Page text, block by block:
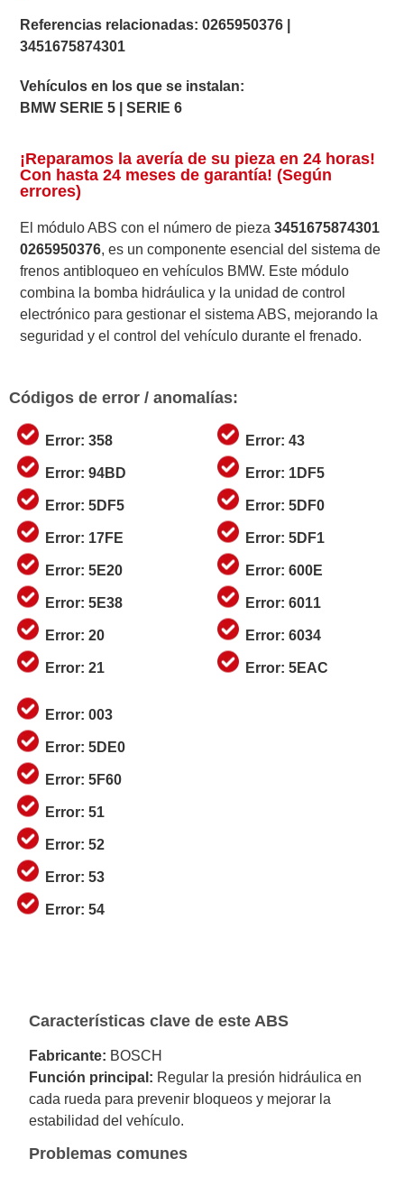
Referencias relacionadas:0265950376
3451675874301
Vehículos en los que se instalan:
BMW SERIE 5 | SERIE 6
¡Reparamos la avería de su pieza en 24 horas!
Con hasta 24 meses de garantía! (Según
errores)
El módulo ABS con el número de pieza3451675874301
0265950376, es un componente esencial del sistema de
frenos antibloqueo en vehículos BMW. Este módulo
combina la bomba hidráulica y la unidad de control
electrónico para gestionar el sistema ABS, mejorando la
seguridad y el control del vehículo durante el frenado.
Códigos de error / anomalías:
Error: 358
Error: 94BD
Error: 5DF5
Error: 17FE
Error: 5E20
Error: 5E38
Error: 20
Error: 21
Error: 43
Error: 1DF5
Error: 5DF0
Error: 5DF1
Error: 600E
Error: 6011
Error: 6034
Error: 5EAC
Error: 003
Error: 5DE0
Error: 5F60
Error: 51
Error: 52
Error: 53
Error: 54
Características clave de este ABS
Fabricante: BOSCH
Función principal: Regular la presión hidráulica en
cada rueda para prevenir bloqueos y mejorar la
estabilidad del vehículo.
Problemas comunes